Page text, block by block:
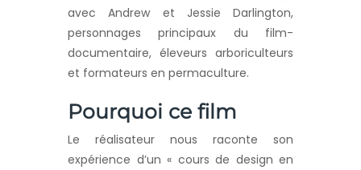
avec Andrew et Jessie Darlington,
personnages principaux du film-
documentaire, éleveurs arboriculteurs
et formateurs en permaculture.
Pourquoi ce film
Le réalisateur nous raconte son
expérience d’un « cours de design en